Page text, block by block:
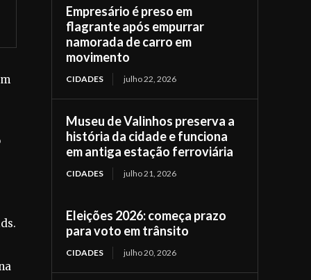
Empresário é preso em
flagrante após empurrar
namorada de carro em
movimento
CIDADES julho 22, 2026
Museu de Valinhos preserva a
história da cidade e funciona
em antiga estação ferroviária
CIDADES julho 21, 2026
Eleições 2026: começa prazo
para voto em trânsito
CIDADES julho 20, 2026